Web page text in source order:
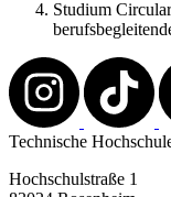
Studium
Technische
Hochschulstraße 1